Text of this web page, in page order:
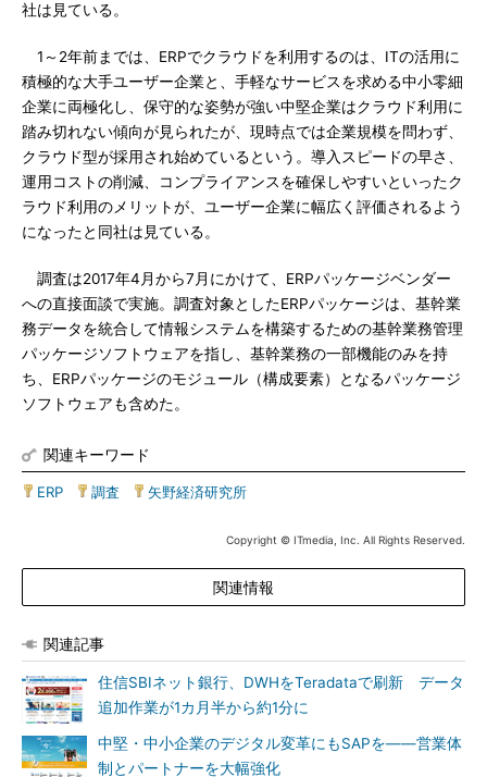
社は見ている。
1～2年前までは、ERPでクラウドを利用するのは、ITの活用に
積極的な大手ユーザー企業と、手軽なサービスを求める中小零細
企業に両極化し、保守的な姿勢が強い中堅企業はクラウド利用に
踏み切れない傾向が見られたが、現時点では企業規模を問わず、
クラウド型が採用され始めているという。導入スピードの早さ、
運用コストの削減、コンプライアンスを確保しやすいといったク
ラウド利用のメリットが、ユーザー企業に幅広く評価されるよう
になったと同社は見ている。
調査は2017年4月から7月にかけて、ERPパッケージベンダー
への直接面談で実施。調査対象としたERPパッケージは、基幹業
務データを統合して情報システムを構築するための基幹業務管理
パッケージソフトウェアを指し、基幹業務の一部機能のみを持
ち、ERPパッケージのモジュール（構成要素）となるパッケージ
ソフトウェアも含めた。
関連キーワード
ERP 調査 矢野経済研究所
Copyright © ITmedia, Inc. All Rights Reserved.
関連情報
関連記事
住信SBIネット銀行、DWHをTeradataで刷新 データ
追加作業が1カ月半から約1分に
中堅・中小企業のデジタル変革にもSAPを――営業体
制とパートナーを大幅強化